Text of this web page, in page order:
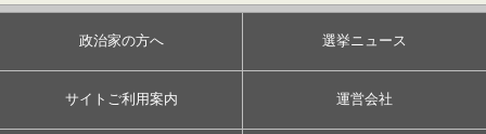
政治家の方へ 選挙ニュース
サイトご利用案内 運営会社